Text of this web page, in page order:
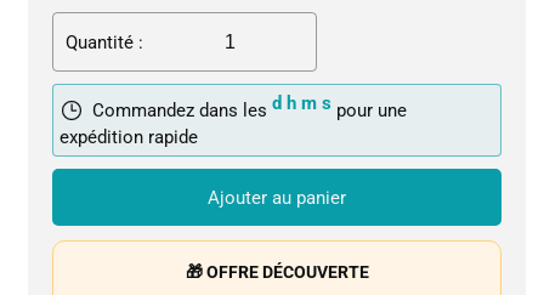
Quantité :
Commandez dans les d h m s pour une
expédition rapide
Ajouter au panier
🎁 OFFRE DÉCOUVERTE